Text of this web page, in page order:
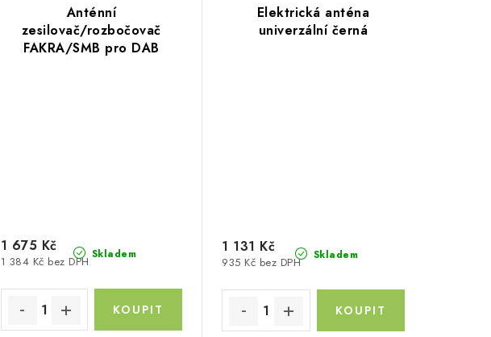
Anténní
zesilovač/rozbočovač
FAKRA/SMB pro DAB
Skladem
1 384 Kč bez DPH
1 675 Kč
Elektrická anténa
univerzální černá
Skladem
935 Kč bez DPH
1 131 Kč